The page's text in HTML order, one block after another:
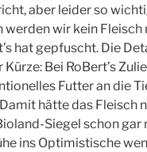
aber leider so
wir kein Fleisch
hat gepfuscht. Die
Bei RoBert’s
Futter an die
hätte das Fleisch
Siegel schon gar
ins Optimistische